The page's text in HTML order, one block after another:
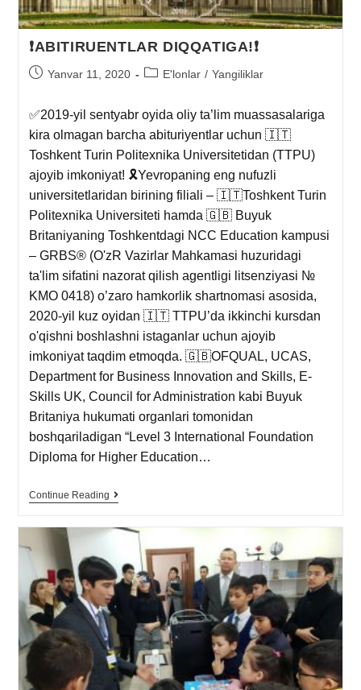
❗️ABITIRUENTLAR DIQQATIGA!❗️
Yanvar 11, 2020 E'lonlar / Yangiliklar
✅2019-yil sentyabr oyida oliy ta’lim muassasalariga
kira olmagan barcha abituriyentlar uchun 🇮🇹
Toshkent Turin Politexnika Universitetidan (TTPU)
ajoyib imkoniyat! 🎗Yevropaning eng nufuzli
universitetlaridan birining filiali – 🇮🇹Toshkent Turin
Politexnika Universiteti hamda 🇬🇧 Buyuk
Britaniyaning Toshkentdagi NCC Education kampusi
– GRBS® (O'zR Vazirlar Mahkamasi huzuridagi
ta'lim sifatini nazorat qilish agentligi litsenziyasi №
KMO 0418) o’zaro hamkorlik shartnomasi asosida,
2020-yil kuz oyidan 🇮🇹 TTPU’da ikkinchi kursdan
o'qishni boshlashni istaganlar uchun ajoyib
imkoniyat taqdim etmoqda. 🇬🇧OFQUAL, UCAS,
Department for Business Innovation and Skills, E-
Skills UK, Council for Administration kabi Buyuk
Britaniya hukumati organlari tomonidan
boshqariladigan “Level 3 International Foundation
Diploma for Higher Education…
Continue Reading